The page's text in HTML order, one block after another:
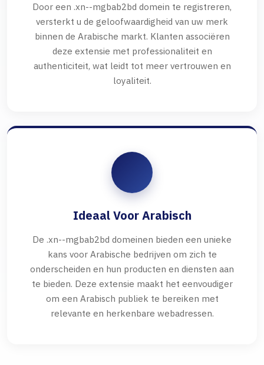
Door een .xn--mgbab2bd domein te registreren,
versterkt u de geloofwaardigheid van uw merk
binnen de Arabische markt. Klanten associëren
deze extensie met professionaliteit en
authenticiteit, wat leidt tot meer vertrouwen en
loyaliteit.
Ideaal Voor Arabisch
De .xn--mgbab2bd domeinen bieden een unieke
kans voor Arabische bedrijven om zich te
onderscheiden en hun producten en diensten aan
te bieden. Deze extensie maakt het eenvoudiger
om een Arabisch publiek te bereiken met
relevante en herkenbare webadressen.